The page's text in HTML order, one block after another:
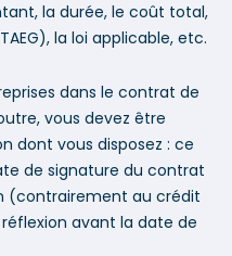
la durée, le coût total,
la loi applicable, etc.
dans le contrat de
vous devez être
dont vous disposez : ce
de signature du contrat
(contrairement au crédit
avant la date de